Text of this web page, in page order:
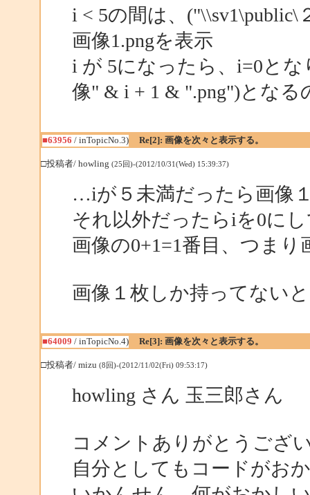
i < 5の間は、("\\sv1\public\
画像1.pngを表示
i が 5になったら、i=0とな
像" & i + 1 & ".png")となる
■63956 / inTopicNo.3) Re[2]: 画像を次々と表示する。
□投稿者/ howling (25回)-(2012/10/31(Wed) 15:39:37)
…iが５未満だったら画像
それ以外だったらiを0に
画像の0+1=1番目、つま
画像１枚しか持ってない
■64009 / inTopicNo.4) Re[3]: 画像を次々と表示する。
□投稿者/ mizu (8回)-(2012/11/02(Fri) 09:53:17)
howling さん 玉三郎さん
コメントありがとうござ
自分としてもコードがお